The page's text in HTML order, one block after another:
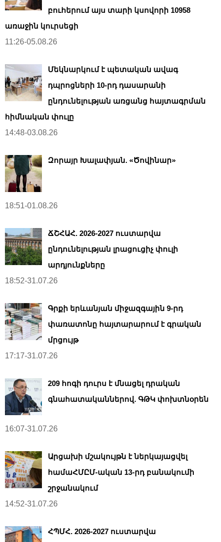
բուհերում այս տարի կսովորի 10958
առաջին կուրսեցի
11:26-05.08.26
Մեկնարկում է պետական ավագ
դպրոցների 10-րդ դասարանի
ընդունելության առցանց հայտագրման
հիմնական փուլը
14:48-03.08.26
Զորայր Խալափյան. «Ծովինար»
18:51-01.08.26
ՃՇՀԱՀ. 2026-2027 ուստարվա
ընդունելության լրացուցիչ փուլի
արդյունքները
18:52-31.07.26
Գրքի երևանյան միջազգային 9-րդ
փառատոնը հայտարարում է գրական
մրցույթ
17:17-31.07.26
209 հոգի դուրս է մնացել դրական
գնահատականներով. ԳԹԿ փոխտնօրեն
16:07-31.07.26
Արցախի մշակույթն է ներկայացվել
համաՀՄԸՄ-ական 13-րդ բանակումի
շրջանակում
14:52-31.07.26
ՀՊՄՀ. 2026-2027 ուստարվա